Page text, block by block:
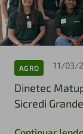
AGRO 11/03/
Dinetec
Sicredi